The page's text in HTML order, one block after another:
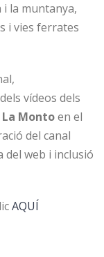
i la muntanya,
i vies ferrates
vídeos dels
La Montoen el
del canal
del web i inclusió
AQUÍ